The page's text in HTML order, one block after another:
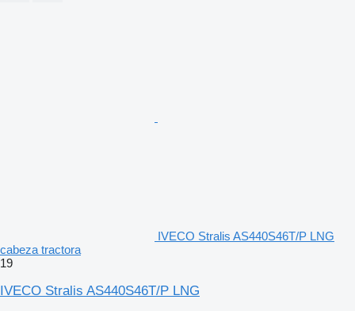
IVECO Stralis AS440S46T/P LNG
cabeza tractora
19
IVECO Stralis AS440S46T/P LNG